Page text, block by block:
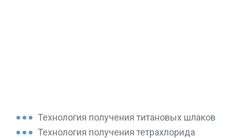
Технология получения титановых шлаков
Технология получения тетрахлорида